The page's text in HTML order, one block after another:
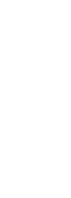
s
v ceně pobytu;
hostů.